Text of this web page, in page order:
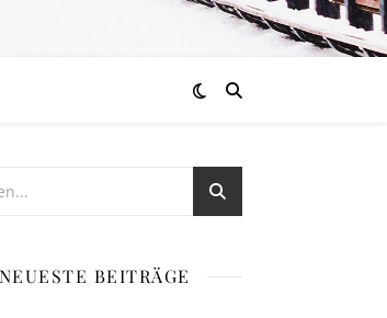
NEUESTE BEITRÄGE